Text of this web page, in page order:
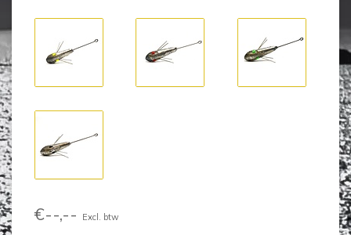
€--,-- Excl. btw